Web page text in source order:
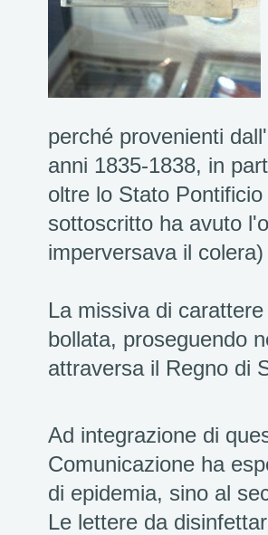
perché provenienti
anni 1835-1838, in
oltre lo Stato
sottoscritto ha avuto
imperversava il
La missiva di
bollata, proseguendo
attraversa il Regno di
Ad integrazione di
Comunicazione ha
di epidemia, sino al
Le lettere da